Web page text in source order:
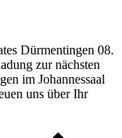
Dürmentingen 08.
zur nächsten
im Johannessaal
uns über Ihr